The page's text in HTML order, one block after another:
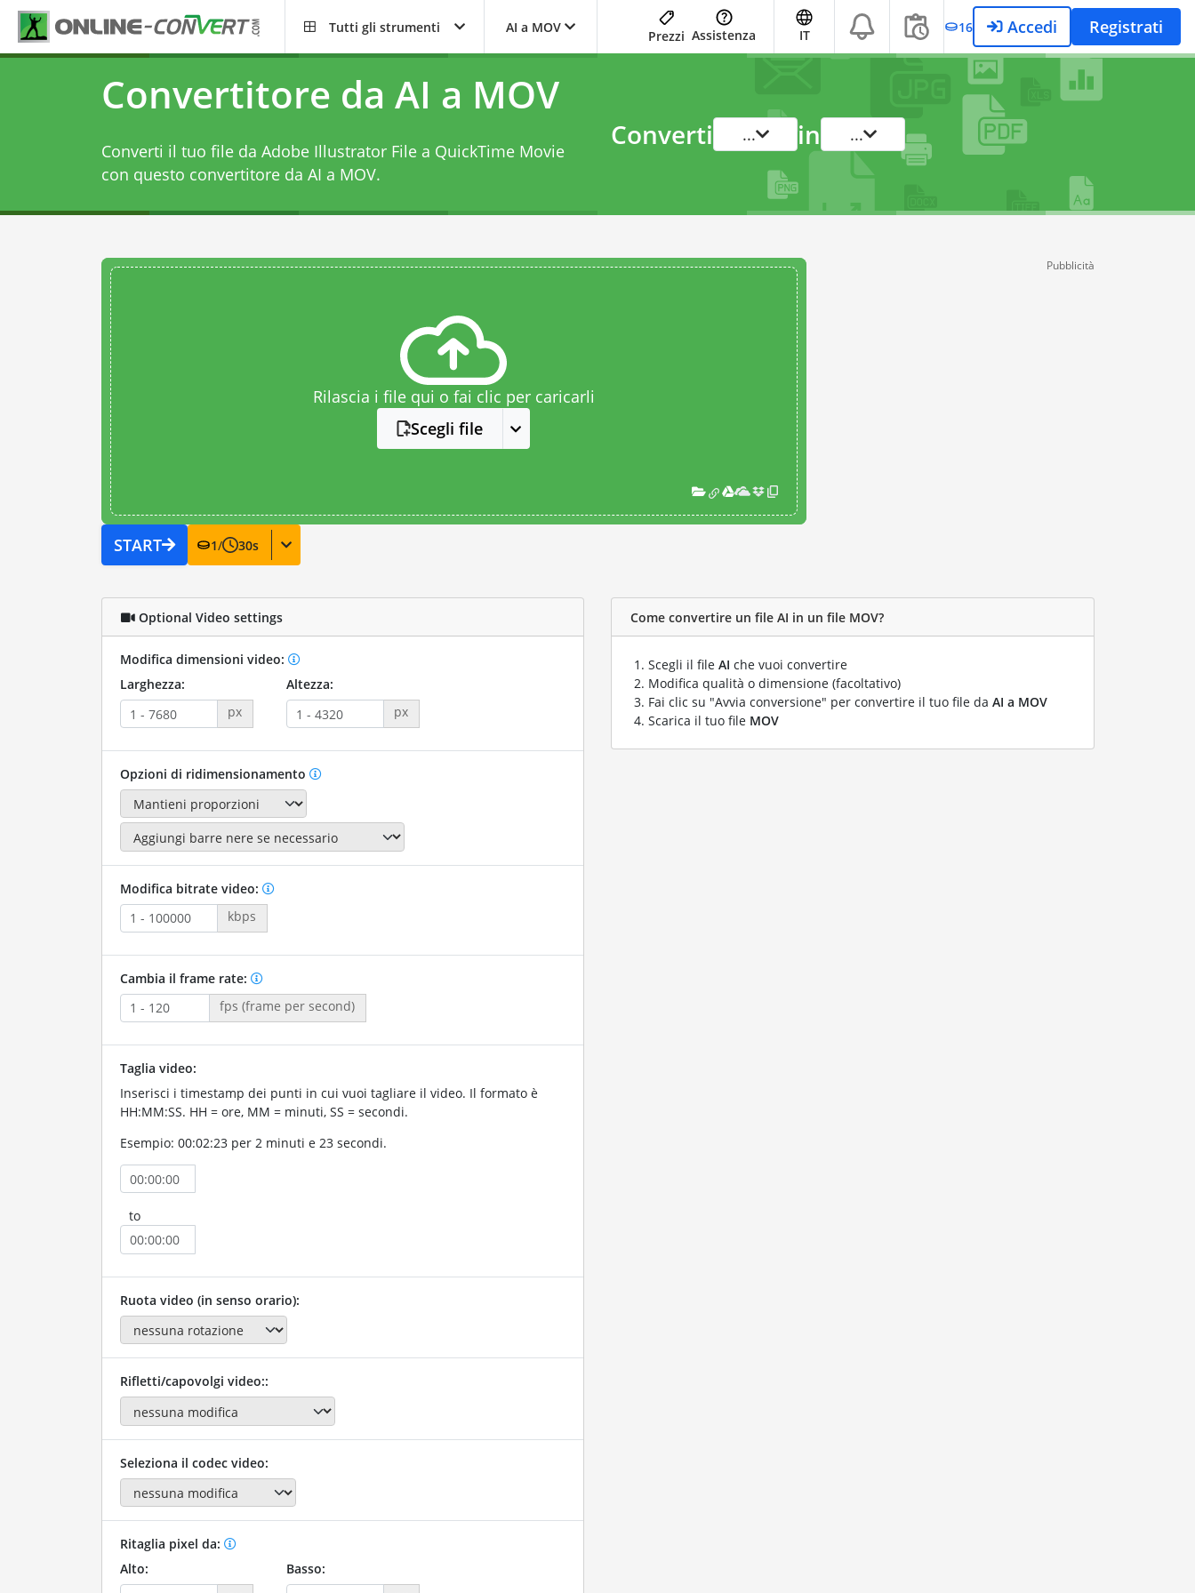
Tutti gli strumenti AI a MOV
Prezzi Assistenza IT 16 Accedi Registrati
Convertitore da AI a MOV
Converti il tuo file da Adobe Illustrator File a QuickTime Movie
con questo convertitore da AI a MOV.
Converti ... in ...
Rilascia i file qui o fai clic per caricarli
Scegli file
START 1/ 30s
Pubblicità
Optional Video settings
Modifica dimensioni video:
Larghezza:
px
Altezza:
px
Opzioni di ridimensionamento
Modifica bitrate video:
kbps
Cambia il frame rate:
fps (frame per second)
Taglia video:
Inserisci i timestamp dei punti in cui vuoi tagliare il video. Il formato è
HH:MM:SS. HH = ore, MM = minuti, SS = secondi.
Esempio: 00:02:23 per 2 minuti e 23 secondi.
to
Ruota video (in senso orario):
Rifletti/capovolgi video::
Seleziona il codec video:
Ritaglia pixel da:
Alto:
Basso:
Come convertire un file AI in un file MOV?
Scegli il file AI che vuoi convertire
Modifica qualità o dimensione (facoltativo)
Fai clic su "Avvia conversione" per convertire il tuo file da AI a MOV
Scarica il tuo file MOV